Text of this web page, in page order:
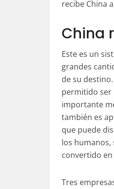
recibe China
China
Este es un
grandes
de su
permitido ser
importante
también es
que puede
los humanos,
convertido
Tres